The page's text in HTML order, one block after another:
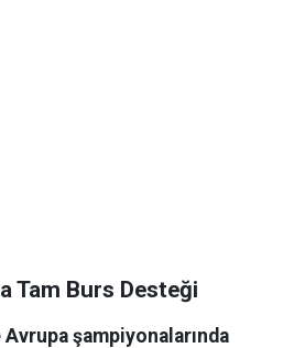
Tam Burs Desteği
şampiyonalarında